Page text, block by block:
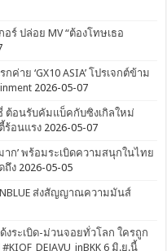
ร์ ปล่อย MV “ต้องโทษเธอ
ค่าย ‘GX10 ASIA’ โปรเจกต์ข้าม
2026-05-07
ซี่ ต้อนรับคัมแบ็คกับซิงเกิลใหม่
ร้อนแรง 2026-05-07
าก’ พร้อมระเบิดความสนุกในไทย
ถึง 2026-05-05
ส่งสัญญาณความมันส์
ด้งระเบิด-ม่วนจอยทั่วโลก ใครถูก
6 มิ.ย.นี้